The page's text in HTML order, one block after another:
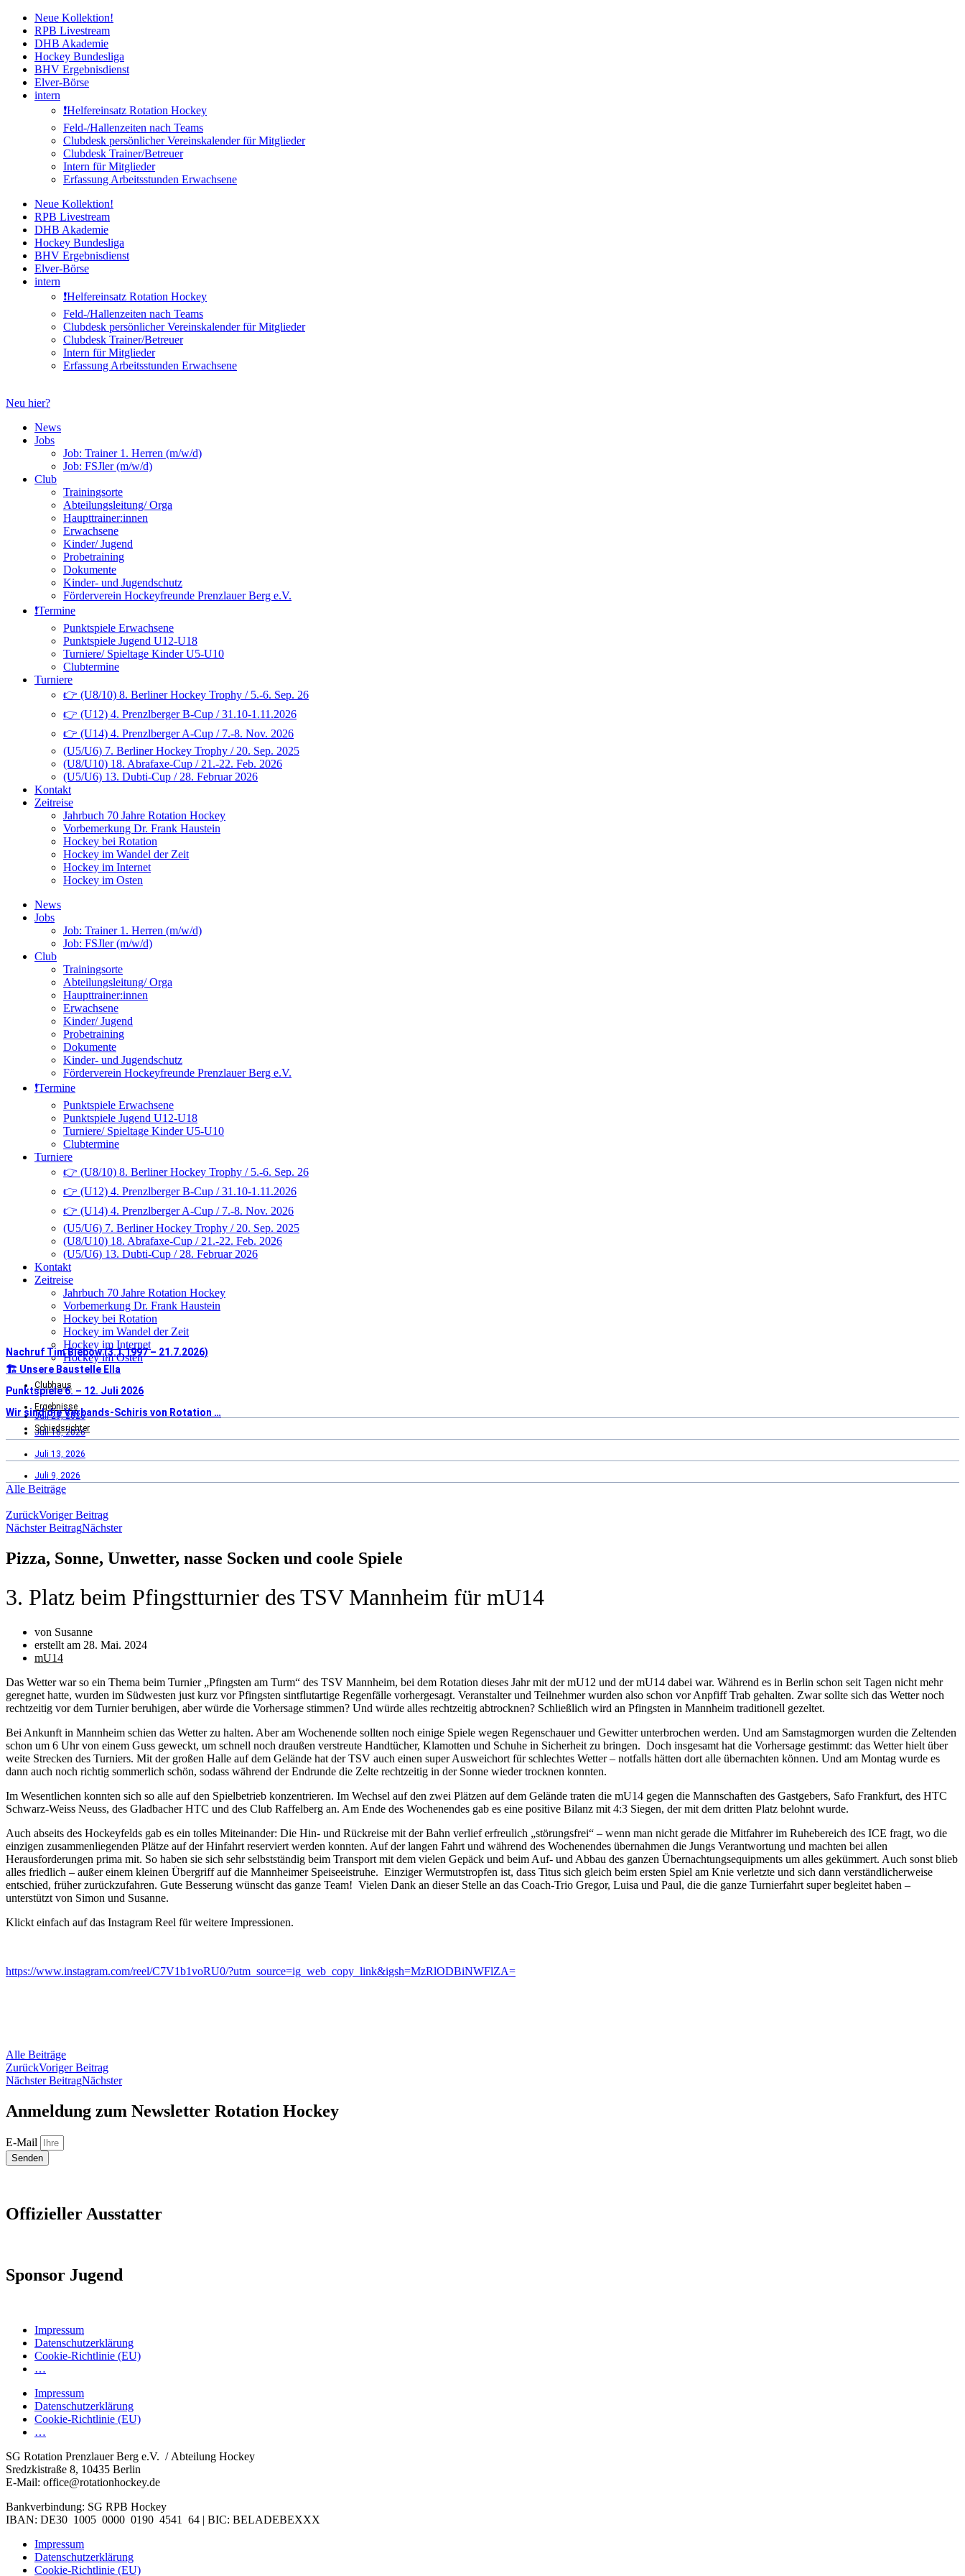
Zum
Inhalt
springen
Neue Kollektion!
RPB Livestream
DHB Akademie
Hockey Bundesliga
BHV Ergebnisdienst
Elver-Börse
intern
❗️Helfereinsatz Rotation Hockey
Feld-/Hallenzeiten nach Teams
Clubdesk persönlicher Vereinskalender für Mitglieder
Clubdesk Trainer/Betreuer
Intern für Mitglieder
Erfassung Arbeitsstunden Erwachsene
Neue Kollektion!
RPB Livestream
DHB Akademie
Hockey Bundesliga
BHV Ergebnisdienst
Elver-Börse
intern
❗️Helfereinsatz Rotation Hockey
Feld-/Hallenzeiten nach Teams
Clubdesk persönlicher Vereinskalender für Mitglieder
Clubdesk Trainer/Betreuer
Intern für Mitglieder
Erfassung Arbeitsstunden Erwachsene
Neu hier?
News
Jobs
Job: Trainer 1. Herren (m/w/d)
Job: FSJler (m/w/d)
Club
Trainingsorte
Abteilungsleitung/ Orga
Haupttrainer:innen
Erwachsene
Kinder/ Jugend
Probetraining
Dokumente
Kinder- und Jugendschutz
Förderverein Hockeyfreunde Prenzlauer Berg e.V.
❗️Termine
Punktspiele Erwachsene
Punktspiele Jugend U12-U18
Turniere/ Spieltage Kinder U5-U10
Clubtermine
Turniere
👉 (U8/10) 8. Berliner Hockey Trophy / 5.-6. Sep. 26
👉 (U12) 4. Prenzlberger B-Cup / 31.10-1.11.2026
👉 (U14) 4. Prenzlberger A-Cup / 7.-8. Nov. 2026
(U5/U6) 7. Berliner Hockey Trophy / 20. Sep. 2025
(U8/U10) 18. Abrafaxe-Cup / 21.-22. Feb. 2026
(U5/U6) 13. Dubti-Cup / 28. Februar 2026
Kontakt
Zeitreise
Jahrbuch 70 Jahre Rotation Hockey
Vorbemerkung Dr. Frank Haustein
Hockey bei Rotation
Hockey im Wandel der Zeit
Hockey im Internet
Hockey im Osten
News
Jobs
Job: Trainer 1. Herren (m/w/d)
Job: FSJler (m/w/d)
Club
Trainingsorte
Abteilungsleitung/ Orga
Haupttrainer:innen
Erwachsene
Kinder/ Jugend
Probetraining
Dokumente
Kinder- und Jugendschutz
Förderverein Hockeyfreunde Prenzlauer Berg e.V.
❗️Termine
Punktspiele Erwachsene
Punktspiele Jugend U12-U18
Turniere/ Spieltage Kinder U5-U10
Clubtermine
Turniere
👉 (U8/10) 8. Berliner Hockey Trophy / 5.-6. Sep. 26
👉 (U12) 4. Prenzlberger B-Cup / 31.10-1.11.2026
👉 (U14) 4. Prenzlberger A-Cup / 7.-8. Nov. 2026
(U5/U6) 7. Berliner Hockey Trophy / 20. Sep. 2025
(U8/U10) 18. Abrafaxe-Cup / 21.-22. Feb. 2026
(U5/U6) 13. Dubti-Cup / 28. Februar 2026
Kontakt
Zeitreise
Jahrbuch 70 Jahre Rotation Hockey
Vorbemerkung Dr. Frank Haustein
Hockey bei Rotation
Hockey im Wandel der Zeit
Hockey im Internet
Hockey im Osten
Juli 29, 2026
Nachruf Tim Biebow (3.1.1997 – 21.7.2026)
Juli 16, 2026
🏗️ Unsere Baustelle Ella
Clubhaus
Juli 13, 2026
Punktspiele 6. – 12. Juli 2026
Ergebnisse
Juli 9, 2026
Wir sind die Verbands-Schiris von Rotation …
Schiedsrichter
Alle Beiträge
ZurückVoriger Beitrag
Nächster BeitragNächster
Pizza, Sonne, Unwetter, nasse Socken und coole Spiele
3. Platz beim Pfingstturnier des TSV Mannheim für mU14
von Susanne
erstellt am 28. Mai. 2024
mU14
Das Wetter war so ein Thema beim Turnier „Pfingsten am Turm“ des TSV Mannheim, bei dem Rotation dieses Jahr mit der mU12 und der mU14 dabei war. Während es in Berlin schon seit Tagen nicht mehr
geregnet hatte, wurden im Südwesten just kurz vor Pfingsten sintflutartige Regenfälle vorhergesagt. Veranstalter und Teilnehmer wurden also schon vor Anpfiff Trab gehalten. Zwar sollte sich das Wetter noch
rechtzeitig vor dem Turnier beruhigen, aber würde die Vorhersage stimmen? Und würde alles rechtzeitig abtrocknen? Schließlich wird an Pfingsten in Mannheim traditionell gezeltet.
Bei Ankunft in Mannheim schien das Wetter zu halten. Aber am Wochenende sollten noch einige Spiele wegen Regenschauer und Gewitter unterbrochen werden. Und am Samstagmorgen wurden die Zeltenden
schon um 6 Uhr von einem Guss geweckt, um schnell noch draußen verstreute Handtücher, Klamotten und Schuhe in Sicherheit zu bringen. Doch insgesamt hat die Vorhersage gestimmt: das Wetter hielt über
weite Strecken des Turniers. Mit der großen Halle auf dem Gelände hat der TSV auch einen super Ausweichort für schlechtes Wetter – notfalls hätten dort alle übernachten können. Und am Montag wurde es
dann auch noch richtig sommerlich schön, sodass während der Endrunde die Zelte rechtzeitig in der Sonne wieder trocknen konnten.
Im Wesentlichen konnten sich so alle auf den Spielbetrieb konzentrieren. Im Wechsel auf den zwei Plätzen auf dem Gelände traten die mU14 gegen die Mannschaften des Gastgebers, Safo Frankfurt, des HTC
Schwarz-Weiss Neuss, des Gladbacher HTC und des Club Raffelberg an. Am Ende des Wochenendes gab es eine positive Bilanz mit 4:3 Siegen, der mit dem dritten Platz belohnt wurde.
Auch abseits des Hockeyfelds gab es ein tolles Miteinander: Die Hin- und Rückreise mit der Bahn verlief erfreulich „störungsfrei“ – wenn man nicht gerade die Mitfahrer im Ruhebereich des ICE fragt, wo die
einzigen zusammenliegenden Plätze auf der Hinfahrt reserviert werden konnten. Auf der langen Fahrt und während des Wochenendes übernahmen die Jungs Verantwortung und machten bei allen
Herausforderungen prima mit. So haben sie sich sehr selbstständig beim Transport mit dem vielen Gepäck und beim Auf- und Abbau des ganzen Übernachtungsequipments um alles gekümmert. Auch sonst blieb
alles friedlich – außer einem kleinen Übergriff auf die Mannheimer Speiseeistruhe. Einziger Wermutstropfen ist, dass Titus sich gleich beim ersten Spiel am Knie verletzte und sich dann verständlicherweise
entschied, früher zurückzufahren. Gute Besserung wünscht das ganze Team! Vielen Dank an dieser Stelle an das Coach-Trio Gregor, Luisa und Paul, die die ganze Turnierfahrt super begleitet haben –
unterstützt von Simon und Susanne.
Klickt einfach auf das Instagram Reel für weitere Impressionen.
https://www.instagram.com/reel/C7V1b1voRU0/?utm_source=ig_web_copy_link&igsh=MzRlODBiNWFlZA=
Alle Beiträge
ZurückVoriger Beitrag
Nächster BeitragNächster
Anmeldung zum Newsletter Rotation Hockey
E-Mail
Senden
Offizieller Ausstatter
Sponsor Jugend
Impressum
Datenschutzerklärung
Cookie-Richtlinie (EU)
…
Impressum
Datenschutzerklärung
Cookie-Richtlinie (EU)
…
SG Rotation Prenzlauer Berg e.V. / Abteilung Hockey
Sredzkistraße 8, 10435 Berlin
E-Mail: office@rotationhockey.de
Bankverbindung: SG RPB Hockey
IBAN: DE30 1005 0000 0190 4541 64 | BIC: BELADEBEXXX
Impressum
Datenschutzerklärung
Cookie-Richtlinie (EU)